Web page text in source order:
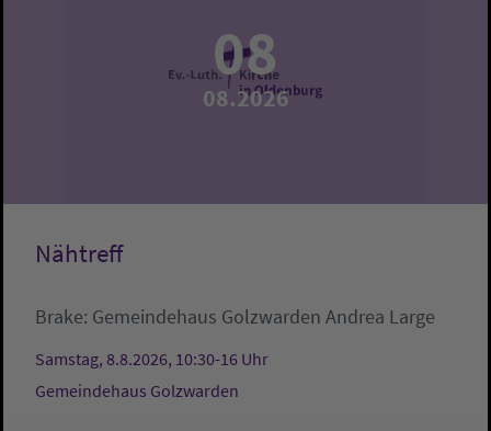
08
08.2026
Nähtreff
Brake: Gemeindehaus Golzwarden Andrea Large
Samstag, 8.8.2026, 10:30-16 Uhr
Gemeindehaus Golzwarden